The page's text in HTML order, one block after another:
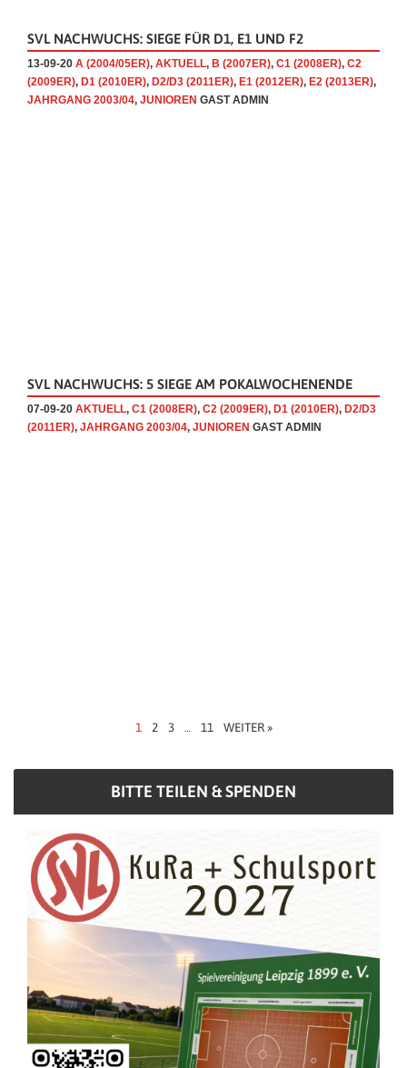
SVL NACHWUCHS: SIEGE FÜR D1, E1 UND F2
13-09-20 A (2004/05ER), AKTUELL, B (2007ER), C1 (2008ER), C2
(2009ER), D1 (2010ER), D2/D3 (2011ER), E1 (2012ER), E2 (2013ER),
JAHRGANG 2003/04, JUNIOREN GAST ADMIN
SVL NACHWUCHS: 5 SIEGE AM POKALWOCHENENDE
07-09-20 AKTUELL, C1 (2008ER), C2 (2009ER), D1 (2010ER), D2/D3
(2011ER), JAHRGANG 2003/04, JUNIOREN GAST ADMIN
1 2 3 … 11 WEITER »
BITTE TEILEN & SPENDEN